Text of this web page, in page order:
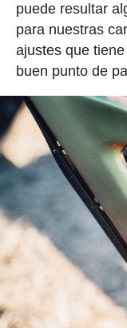
puede resultar
para nuestras
ajustes que
buen punto de